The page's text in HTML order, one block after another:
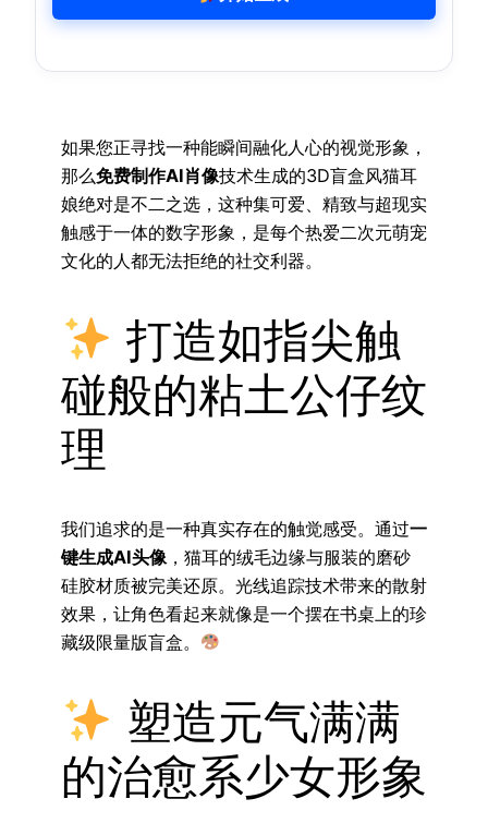
如果您正寻找一种能瞬间融化人心的视觉形象，
那么免费制作AI肖像技术生成的3D盲盒风猫耳
娘绝对是不二之选，这种集可爱、精致与超现实
触感于一体的数字形象，是每个热爱二次元萌宠
文化的人都无法拒绝的社交利器。
打造如指尖触
碰般的粘土公仔纹
理
我们追求的是一种真实存在的触觉感受。通过一
键生成AI头像，猫耳的绒毛边缘与服装的磨砂
硅胶材质被完美还原。光线追踪技术带来的散射
效果，让角色看起来就像是一个摆在书桌上的珍
藏级限量版盲盒。
塑造元气满满
的治愈系少女形象